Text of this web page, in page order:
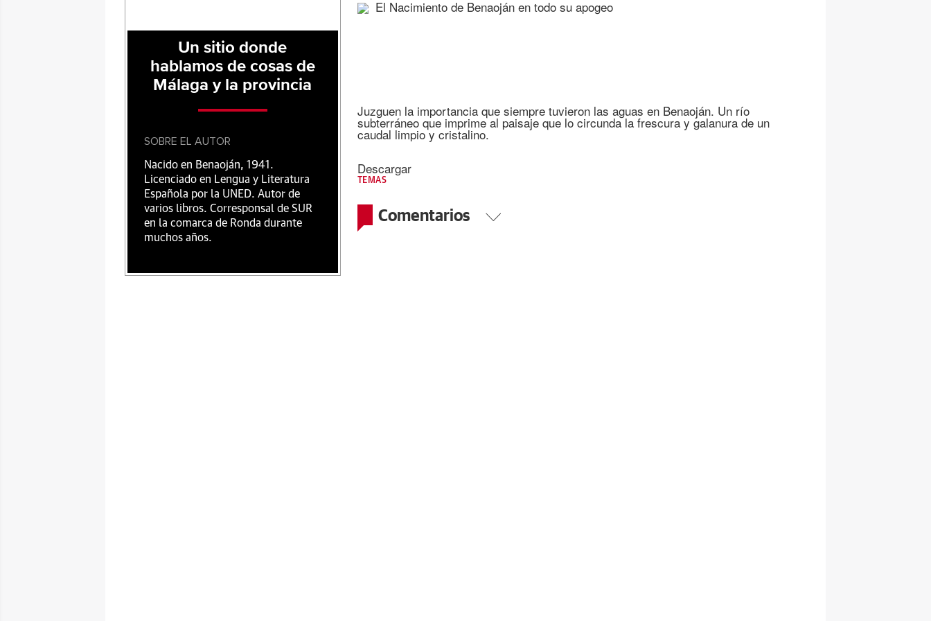
El Nacimiento de Benaoján en todo su apogeo
Juzguen la importancia que siempre tuvieron las aguas en Benaoján. Un río
subterráneo que imprime al paisaje que lo circunda la frescura y galanura de un
caudal limpio y cristalino.
Descargar
TEMAS
Comentarios
Un sitio donde
hablamos de cosas de
Málaga y la provincia
SOBRE EL AUTOR
Nacido en Benaoján, 1941.
Licenciado en Lengua y Literatura
Española por la UNED. Autor de
varios libros. Corresponsal de SUR
en la comarca de Ronda durante
muchos años.